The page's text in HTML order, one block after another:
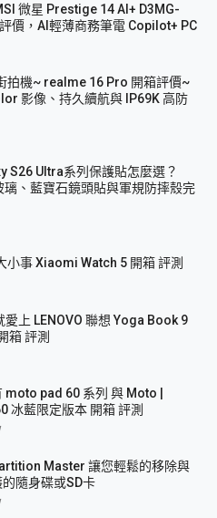
微星 Prestige 14 AI+ D3MG-
價，AI輕薄商務筆電 Copilot+ PC
拍機~ realme 16 Pro 開箱評價~
影像、持久續航與 IP69K 高防
S26 Ultra系列保護貼怎麼選？
、藍寶石鏡頭貼與軍規防摔殼完
小事 Xiaomi Watch 5 開箱 評測
上 LENOVO 聯想 Yoga Book 9
箱 評測
moto pad 60 系列 與 Moto |
冰藍限定版本 開箱 評測
Master 讓您輕鬆的移除與
隨身碟或SD卡